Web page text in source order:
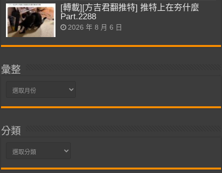
[轉載][方吉君翻推特] 推特上在夯什麼
Part.2288
2026 年 8 月 6 日
彙整
彙
分類
分